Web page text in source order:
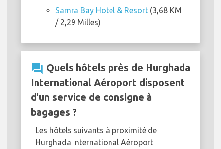
Samra Bay Hotel & Resort (3,68 KM
/ 2,29 Milles)
question_answer Quels hôtels près de Hurghada
International Aéroport disposent
d'un service de consigne à
bagages ?
Les hôtels suivants à proximité de
Hurghada International Aéroport